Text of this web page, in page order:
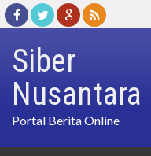
Siber
Nusantara
Portal Berita Online